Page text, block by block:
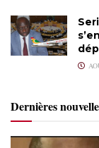
Dernières